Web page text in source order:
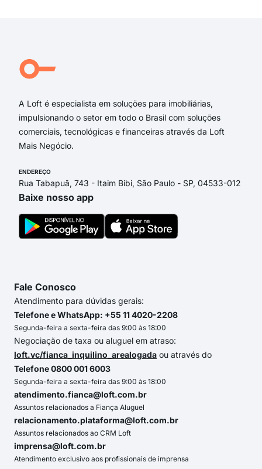
A Loft é especialista em soluções para imobiliárias,
impulsionando o setor em todo o Brasil com soluções
comerciais, tecnológicas e financeiras através da Loft
Mais Negócio.
ENDEREÇO
Rua Tabapuã, 743 - Itaim Bibi, São Paulo - SP, 04533-012
Baixe nosso app
Fale Conosco
Atendimento para dúvidas gerais:
Telefone e WhatsApp: +55 11 4020-2208
Segunda-feira a sexta-feira das 9:00 às 18:00
Negociação de taxa ou aluguel em atraso:
loft.vc/fianca_inquilino_arealogada ou através do
Telefone 0800 001 6003
Segunda-feira a sexta-feira das 9:00 às 18:00
atendimento.fianca@loft.com.br
Assuntos relacionados a Fiança Aluguel
relacionamento.plataforma@loft.com.br
Assuntos relacionados ao CRM Loft
imprensa@loft.com.br
Atendimento exclusivo aos profissionais de imprensa